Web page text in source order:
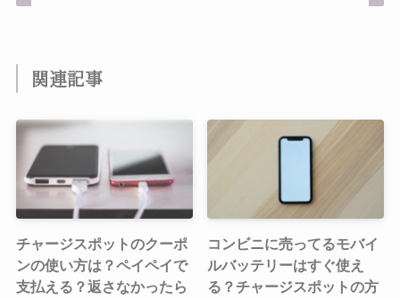
関連記事
チャージスポットのクーポ
ンの使い方は？ペイペイで
支払える？返さなかったら
コンビニに売ってるモバイ
ルバッテリーはすぐ使え
る？チャージスポットの方